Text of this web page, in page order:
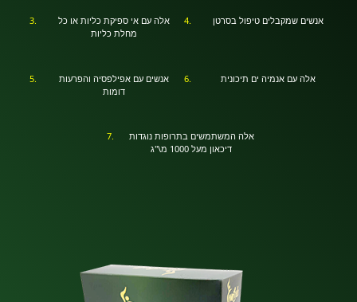
אלה עם אי ספיקת כליות או כל
מחלת כליות
אנשים שמקבלים טיפול בסרטן
אנשים עם אפילפסיה והפרעות
דומות
אלה עם אנמיה ים תיכונית
אלה המשתמשים בתרופות נוגדות
דיכאון מעל 1000 מ\"ג